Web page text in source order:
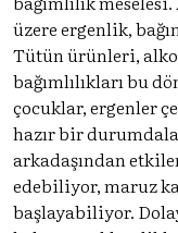
üzere ergenlik,
Tütün ürünleri,
bağımlılıkları bu
çocuklar, ergenler
hazır bir
arkadaşından
edebiliyor, maruz
başlayabiliyor.